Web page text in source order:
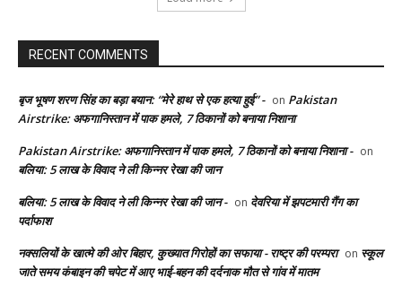
RECENT COMMENTS
बृज भूषण शरण सिंह का बड़ा बयान: “मेरे हाथ से एक हत्या हुई” - on Pakistan
Airstrike: अफगानिस्तान में पाक हमले, 7 ठिकानों को बनाया निशाना
Pakistan Airstrike: अफगानिस्तान में पाक हमले, 7 ठिकानों को बनाया निशाना - on
बलिया: 5 लाख के विवाद ने ली किन्नर रेखा की जान
बलिया: 5 लाख के विवाद ने ली किन्नर रेखा की जान - on देवरिया में झपटमारी गैंग का
पर्दाफाश
नक्सलियों के खात्मे की ओर बिहार, कुख्यात गिरोहों का सफाया - राष्ट्र की परम्परा on स्कूल
जाते समय कंबाइन की चपेट में आए भाई-बहन की दर्दनाक मौत से गांव में मातम